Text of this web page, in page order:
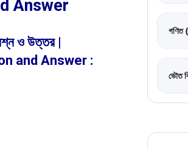
Answer
ও উত্তর |
and Answer :
ভৌত